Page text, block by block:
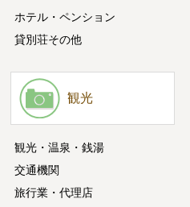
ホテル・ペンション
貸別荘その他
観光
観光・温泉・銭湯
交通機関
旅行業・代理店